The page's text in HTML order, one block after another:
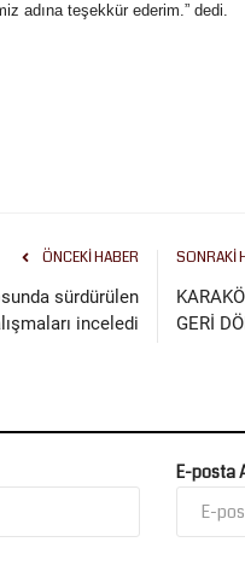
adına teşekkür ederim.” dedi.
ÖNCEKI HABER
sürdürülen
inceledi
SONRAKI
GERİ
E-posta
ŞECERESİ,